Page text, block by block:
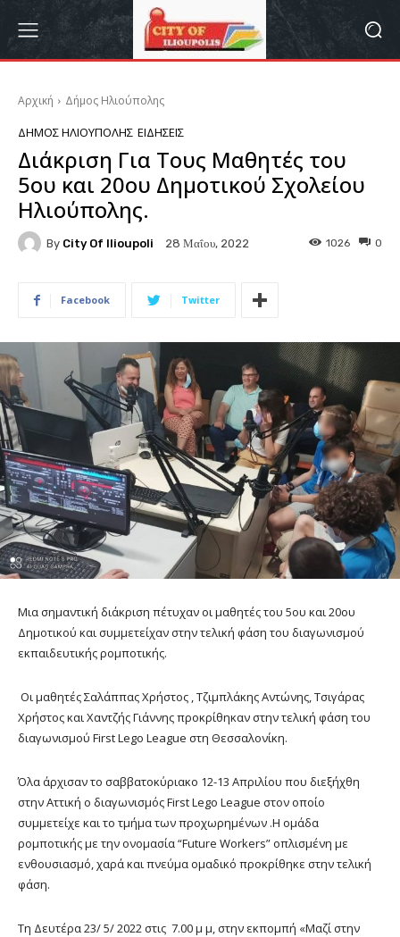
Αρχική Δήμος Ηλιούπολης
ΔΉΜΟΣ ΗΛΙΟΎΠΟΛΗΣ ΕΙΔΉΣΕΙΣ
Διάκριση Για Τους Μαθητές του
5ου και 20ου Δημοτικού Σχολείου
Ηλιούπολης.
By City Of Ilioupoli 28 Μαΐου, 2022 0
1026
Facebook Twitter
Μια σημαντική διάκριση πέτυχαν οι μαθητές του 5ου και 20ου
Δημοτικού και συμμετείχαν στην τελική φάση του διαγωνισμού
εκπαιδευτικής ρομποτικής.
Οι μαθητές Σαλάππας Χρήστος , Τζιμπλάκης Αντώνης, Τσιγάρας
Χρήστος και Χαντζής Γιάννης προκρίθηκαν στην τελική φάση του
διαγωνισμού First Lego League στη Θεσσαλονίκη.
Όλα άρχισαν το σαββατοκύριακο 12-13 Απριλίου που διεξήχθη
στην Αττική ο διαγωνισμός First Lego League στον οποίο
συμμετείχε και το τμήμα των προχωρημένων .H ομάδα
ρομποτικής με την ονομασία “Future Workers” οπλισμένη με
ενθουσιασμό, χαρά και πνεύμα ομαδικό προκρίθηκε στην τελική
φάση.
Τη Δευτέρα 23/ 5/ 2022 στις 7.00 μ μ, στην εκπομπή «Μαζί στην